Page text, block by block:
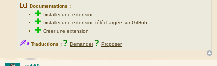
📖 Documentations :
✚ Installer une extension
✚ Installer une extension téléchargée sur GitHub
✚Créer une extension
✍ Traductions : ? Demander ? Proposer